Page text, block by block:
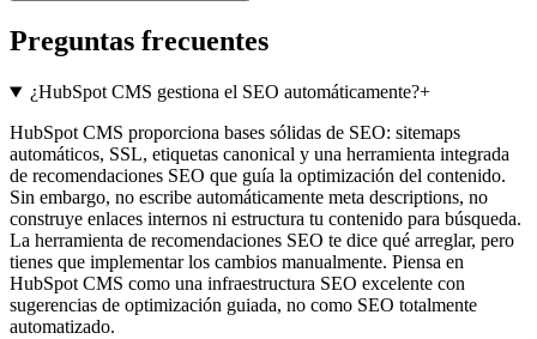
Preguntas frecuentes
¿HubSpot CMS gestiona el SEO automáticamente?+
HubSpot CMS proporciona bases sólidas de SEO: sitemaps
automáticos, SSL, etiquetas canonical y una herramienta integrada
de recomendaciones SEO que guía la optimización del contenido.
Sin embargo, no escribe automáticamente meta descriptions, no
construye enlaces internos ni estructura tu contenido para búsqueda.
La herramienta de recomendaciones SEO te dice qué arreglar, pero
tienes que implementar los cambios manualmente. Piensa en
HubSpot CMS como una infraestructura SEO excelente con
sugerencias de optimización guiada, no como SEO totalmente
automatizado.